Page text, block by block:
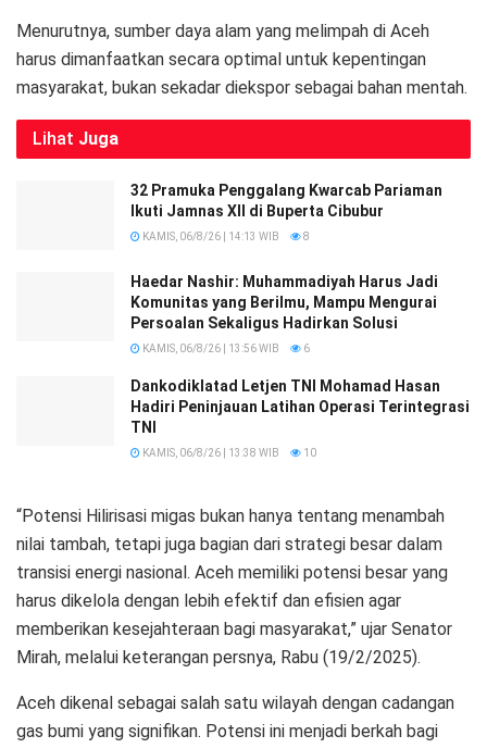
Menurutnya, sumber daya alam yang melimpah di Aceh
harus dimanfaatkan secara optimal untuk kepentingan
masyarakat, bukan sekadar diekspor sebagai bahan mentah.
Lihat Juga
32 Pramuka Penggalang Kwarcab Pariaman
Ikuti Jamnas XII di Buperta Cibubur
KAMIS, 06/8/26 | 14:13 WIB 8
Haedar Nashir: Muhammadiyah Harus Jadi
Komunitas yang Berilmu, Mampu Mengurai
Persoalan Sekaligus Hadirkan Solusi
KAMIS, 06/8/26 | 13:56 WIB 6
Dankodiklatad Letjen TNI Mohamad Hasan
Hadiri Peninjauan Latihan Operasi Terintegrasi
TNI
KAMIS, 06/8/26 | 13:38 WIB 10
“Potensi Hilirisasi migas bukan hanya tentang menambah
nilai tambah, tetapi juga bagian dari strategi besar dalam
transisi energi nasional. Aceh memiliki potensi besar yang
harus dikelola dengan lebih efektif dan efisien agar
memberikan kesejahteraan bagi masyarakat,” ujar Senator
Mirah, melalui keterangan persnya, Rabu (19/2/2025).
Aceh dikenal sebagai salah satu wilayah dengan cadangan
gas bumi yang signifikan. Potensi ini menjadi berkah bagi